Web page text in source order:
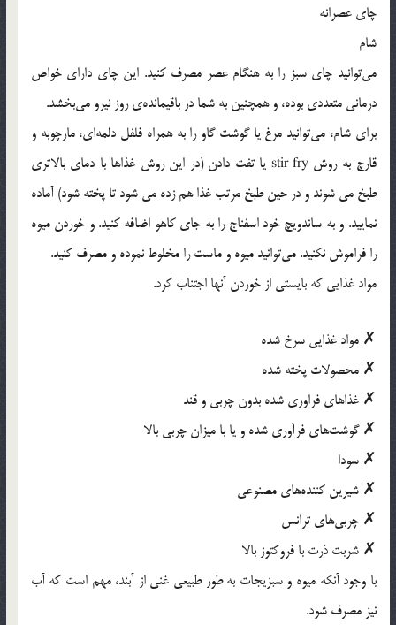
چای عصرانه
شام
می‌توانید چای سبز را به هنگام عصر مصرف کنید. این چای دارای خواص
درمانی متعددی بوده، و همچنین به شما در باقیمانده‌ی روز نیرو می‌بخشد.
برای شام، می‌توانید مرغ یا گوشت گاو را به همراه فلفل دلمه‌ای، مارچوبه و
قارچ به روش stir fry یا تفت دادن (در این روش غذاها با دمای بالاتری
طبخ می شوند و در حین طبخ مرتب غذا هم زده می شود تا پخته شود) آماده
نمایید. و به ساندویچ خود اسفناج را به جای کاهو اضافه کنید. و خوردن میوه
را فراموش نکنید. می‌توانید میوه و ماست را مخلوط نموده و مصرف کنید.
مواد غذایی که بایستی از خوردن آنها اجتناب کرد.
✗ مواد غذایی سرخ شده
✗ محصولات پخته شده
✗ غذاهای فراوری شده بدون چربی و قند
✗ گوشت‌های فرآوری شده و یا با میزان چربی بالا
✗ سودا
✗ شیرین کننده‌های مصنوعی
✗ چربی‌های ترانس
✗ شربت ذرت با فروکتوز بالا
با وجود آنکه میوه و سبزیجات به طور طبیعی غنی از آبند، مهم است که آب
نیز مصرف شود.